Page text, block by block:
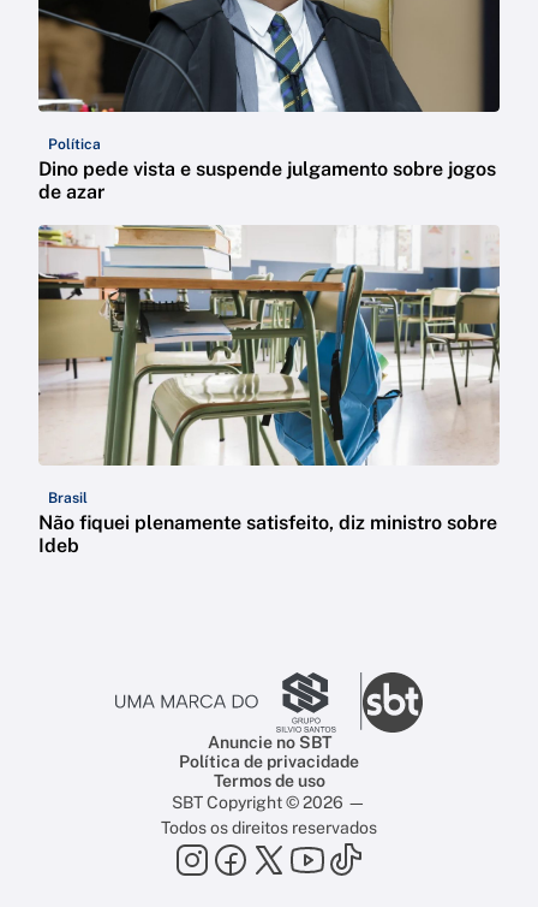
Política
Dino pede vista e suspende julgamento sobre jogos
de azar
Brasil
Não fiquei plenamente satisfeito, diz ministro sobre
Ideb
Anuncie no SBT
Política de privacidade
Termos de uso
SBT Copyright © 2026 —
Todos os direitos reservados